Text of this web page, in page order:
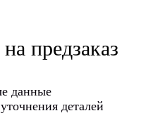
предзаказ
данные
деталей